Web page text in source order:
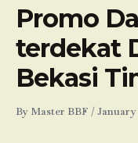
Promo
terdekat
Bekasi
By Master BBF /January